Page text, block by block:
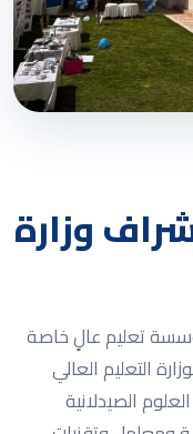
وزارة
تعليم عالٍ خاصة
التعليم العالي
الصيدلانية